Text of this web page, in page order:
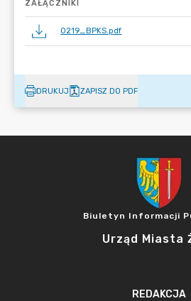
ZAŁĄCZNIKI
0219_BPKS.pdf
DRUKUJ ZAPISZ DO PDF
Biuletyn Informacji
Urząd Miasta
REDAKCJA